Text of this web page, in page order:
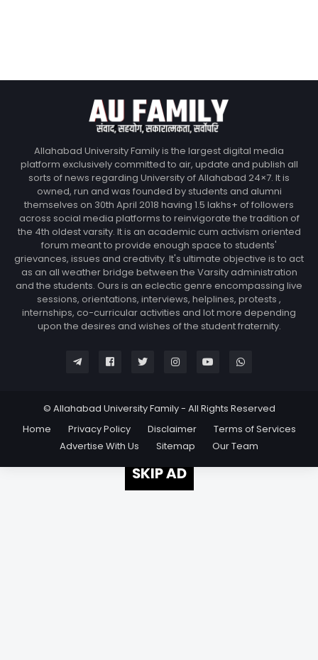
Allahabad University Family is the largest digital media
platform exclusively committed to air, update and publish all
sorts of news regarding University of Allahabad 24×7. It is
owned, run and was founded by students and alumni
themselves on 30th April 2018 having 1.5 lakhs+ of followers
across social media platforms to reinvigorate the tradition of
the 4th oldest varsity. It is an academic cum activism oriented
forum meant to provide enough space to students'
grievances, issues and creativity. It's ultimate objective is to act
as an all weather bridge between the Varsity administration
and the students. Ours is an eclectic genre encompassing live
sessions, orientations, interviews, helplines, protests ,
internships, co-curricular activities and lot more depending
upon the desires and wishes of the student fraternity.
© Allahabad University Family - All Rights Reserved
Home
Privacy Policy Disclaimer
Terms of Services
Advertise With Us
Sitemap Our Team
SKIP AD